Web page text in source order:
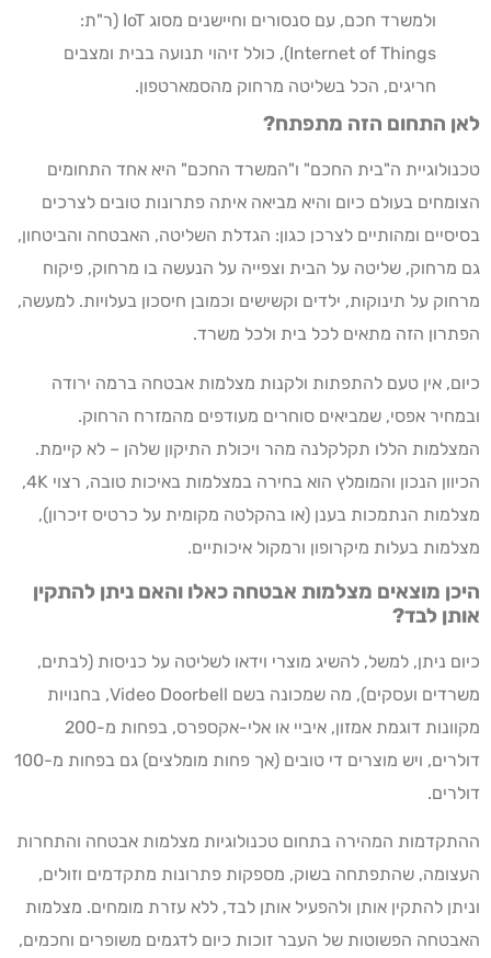
ולמשרד חכם, עם סנסורים וחיישנים מסוג IoT (ר"ת:
Internet of Things), כולל זיהוי תנועה בבית ומצבים
חריגים, הכל בשליטה מרחוק מהסמארטפון.
לאן התחום הזה מתפתח?
טכנולוגיית ה"בית החכם" ו"המשרד החכם" היא אחד התחומים
הצומחים בעולם כיום והיא מביאה איתה פתרונות טובים לצרכים
בסיסיים ומהותיים לצרכן כגון: הגדלת השליטה, האבטחה והביטחון,
גם מרחוק, שליטה על הבית וצפייה על הנעשה בו מרחוק, פיקוח
מרחוק על תינוקות, ילדים וקשישים וכמובן חיסכון בעלויות. למעשה,
הפתרון הזה מתאים לכל בית ולכל משרד.
כיום, אין טעם להתפתות ולקנות מצלמות אבטחה ברמה ירודה
ובמחיר אפסי, שמביאים סוחרים מעודפים מהמזרח הרחוק.
המצלמות הללו תקלקלנה מהר ויכולת התיקון שלהן – לא קיימת.
הכיוון הנכון והמומלץ הוא בחירה במצלמות באיכות טובה, רצוי 4K,
מצלמות הנתמכות בענן (או בהקלטה מקומית על כרטיס זיכרון),
מצלמות בעלות מיקרופון ורמקול איכותיים.
היכן מוצאים מצלמות אבטחה כאלו והאם ניתן להתקין
אותן לבד?
כיום ניתן, למשל, להשיג מוצרי וידאו לשליטה על כניסות (לבתים,
משרדים ועסקים), מה שמכונה בשם Video Doorbell, בחנויות
מקוונות דוגמת אמזון, איביי או אלי-אקספרס, בפחות מ-200
דולרים, ויש מוצרים די טובים (אך פחות מומלצים) גם בפחות מ-100
דולרים.
ההתקדמות המהירה בתחום טכנולוגיות מצלמות אבטחה והתחרות
העצומה, שהתפתחה בשוק, מספקות פתרונות מתקדמים וזולים,
וניתן להתקין אותן ולהפעיל אותן לבד, ללא עזרת מומחים. מצלמות
האבטחה הפשוטות של העבר זוכות כיום לדגמים משופרים וחכמים,